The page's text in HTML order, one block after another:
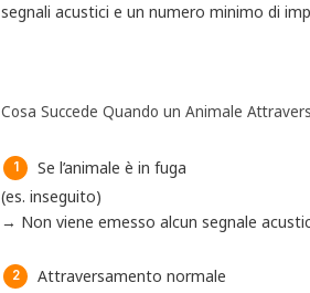
segnali acustici e un numero minimo di
Cosa Succede Quando un Animale
Se l’animale è in fuga
(es. inseguito)
→ Non viene emesso alcun segnale
Attraversamento normale